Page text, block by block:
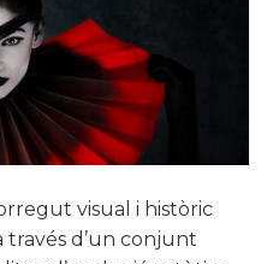
visual i històric
través d’un conjunt